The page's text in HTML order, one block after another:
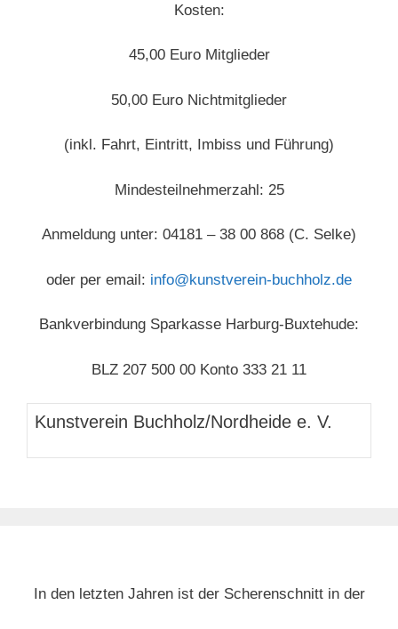
Kosten:
45,00 Euro Mitglieder
50,00 Euro Nichtmitglieder
(inkl. Fahrt, Eintritt, Imbiss und Führung)
Mindesteilnehmerzahl: 25
Anmeldung unter: 04181 – 38 00 868 (C. Selke)
oder per email: info@kunstverein-buchholz.de
Bankverbindung Sparkasse Harburg-Buxtehude:
BLZ 207 500 00 Konto 333 21 11
Kunstverein Buchholz/Nordheide e. V.
In den letzten Jahren ist der Scherenschnitt in der